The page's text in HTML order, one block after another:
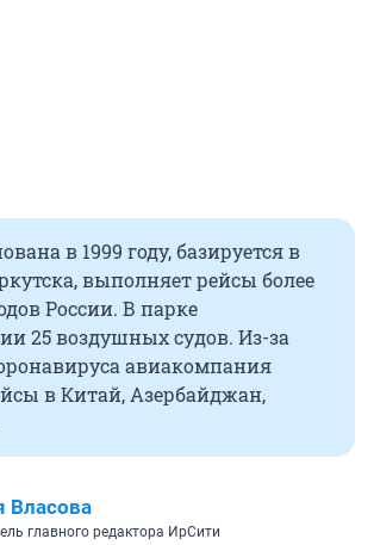
в 1999 году, базируется в
выполняет рейсы более
России. В парке
25 воздушных судов. Из-за
авиакомпания
в Китай, Азербайджан,
Власова
главного редактора ИрСити